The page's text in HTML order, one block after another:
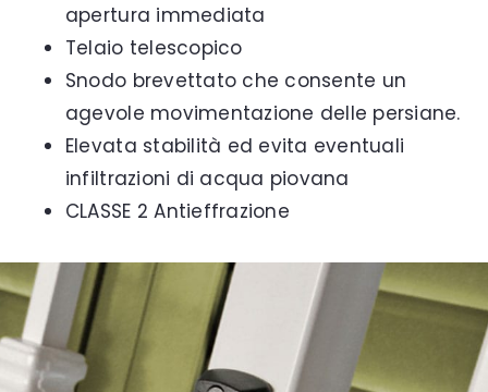
apertura immediata
Telaio telescopico
Snodo brevettato che consente un
agevole movimentazione delle persiane.
Elevata stabilità ed evita eventuali
infiltrazioni di acqua piovana
CLASSE 2 Antieffrazione